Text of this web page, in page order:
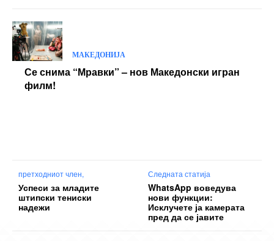
МАКЕДОНИЈА
Се снима “Мравки” – нов Македонски игран
филм!
претходниот член,
Успеси за младите
штипски тениски
надежи
Следната статија
WhatsApp воведува
нови функции:
Исклучете ја камерата
пред да се јавите